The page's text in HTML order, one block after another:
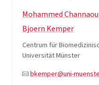
Mohammed
Bjoern Kemper
Centrum für
Universität Münster
bkemper@uni-